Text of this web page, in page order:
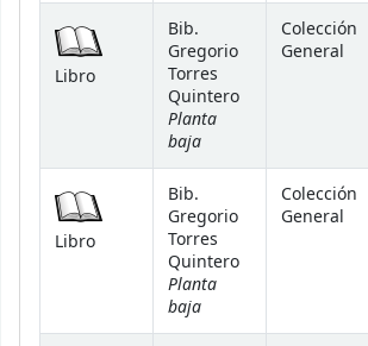
Libro
Bib.
Gregorio
Torres
Quintero
Planta
baja
Colección
General
Libro
Bib.
Gregorio
Torres
Quintero
Planta
baja
Colección
General